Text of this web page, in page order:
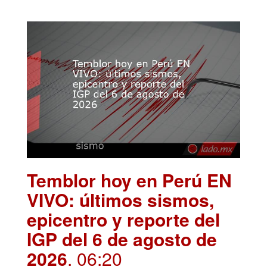
Temblor hoy en Perú EN
VIVO: últimos sismos,
epicentro y reporte del
IGP del 6 de agosto de
2026. 06:20